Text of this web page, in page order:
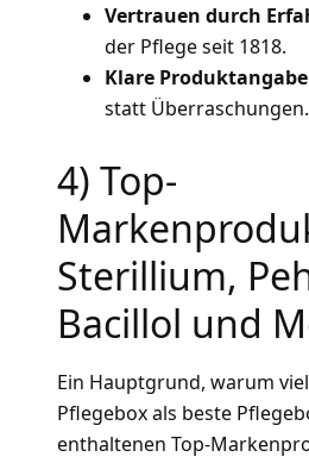
Vertrauen durch
der Pflege seit 1818.
Klare
statt Überraschungen.
4) Top-
Sterillium,
Bacillol und
Ein Hauptgrund, warum
Pflegebox als beste
enthaltenen Top-